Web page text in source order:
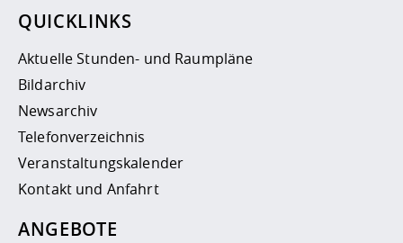
QUICKLINKS
Aktuelle Stunden- und Raumpläne
Bildarchiv
Newsarchiv
Telefonverzeichnis
Veranstaltungskalender
Kontakt und Anfahrt
ANGEBOTE